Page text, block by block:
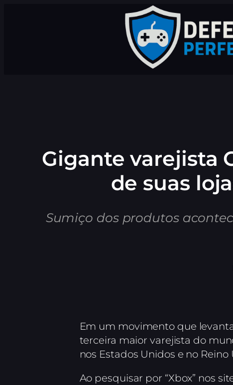
Gigante varejista
de suas
Sumiço dos produtos
Em um movimento que
terceira maior varejista do
nos Estados Unidos e no Reino
Ao pesquisar por “Xbox” nos